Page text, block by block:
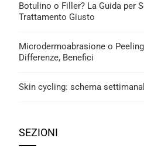
Botulino o Filler? La Guida per
Trattamento Giusto
Microdermoabrasione o
Differenze, Benefici
Skin cycling: schema
SEZIONI